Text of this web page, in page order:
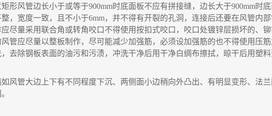
形风管边长小于或等于900mm时底面板不应有拼接缝，边长大于900mm时
整， 宽度一致， 且不小于6mm， 并不得有开裂的孔洞，连接后还要在风管内
尽量采用联合角或转角咬口不得使用按扣式咬口，咬口处镀锌层损坏的、
管应尽量以整板制作，尽可能减少加强筋，必须设加强筋的也不得使用压
， 去除钢板表面的油污和污渍，冲洗干净后用干净白绸布擦拭，晾干后用塑
风管大边上下有不同程度下沉、两侧面小边稍向外凸出、有明显变形、法